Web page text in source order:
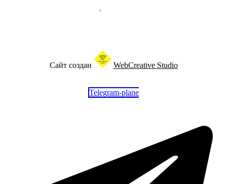
Сайт создан WebCreative Studio
Telegram-plane